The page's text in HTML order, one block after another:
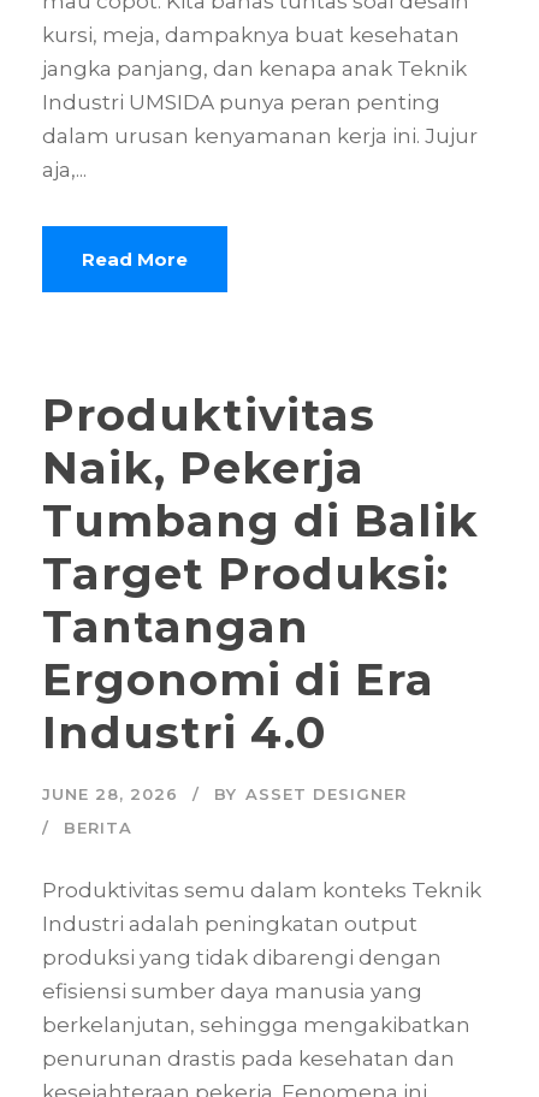
kursi, meja, dampaknya buat kesehatan
jangka panjang, dan kenapa anak Teknik
Industri UMSIDA punya peran penting
dalam urusan kenyamanan kerja ini. Jujur
aja,...
Read More
Produktivitas
Naik, Pekerja
Tumbang di Balik
Target Produksi:
Tantangan
Ergonomi di Era
Industri 4.0
JUNE 28, 2026 BY ASSET DESIGNER
BERITA
Produktivitas semu dalam konteks Teknik
Industri adalah peningkatan output
produksi yang tidak dibarengi dengan
efisiensi sumber daya manusia yang
berkelanjutan, sehingga mengakibatkan
penurunan drastis pada kesehatan dan
kesejahteraan pekerja. Fenomena ini